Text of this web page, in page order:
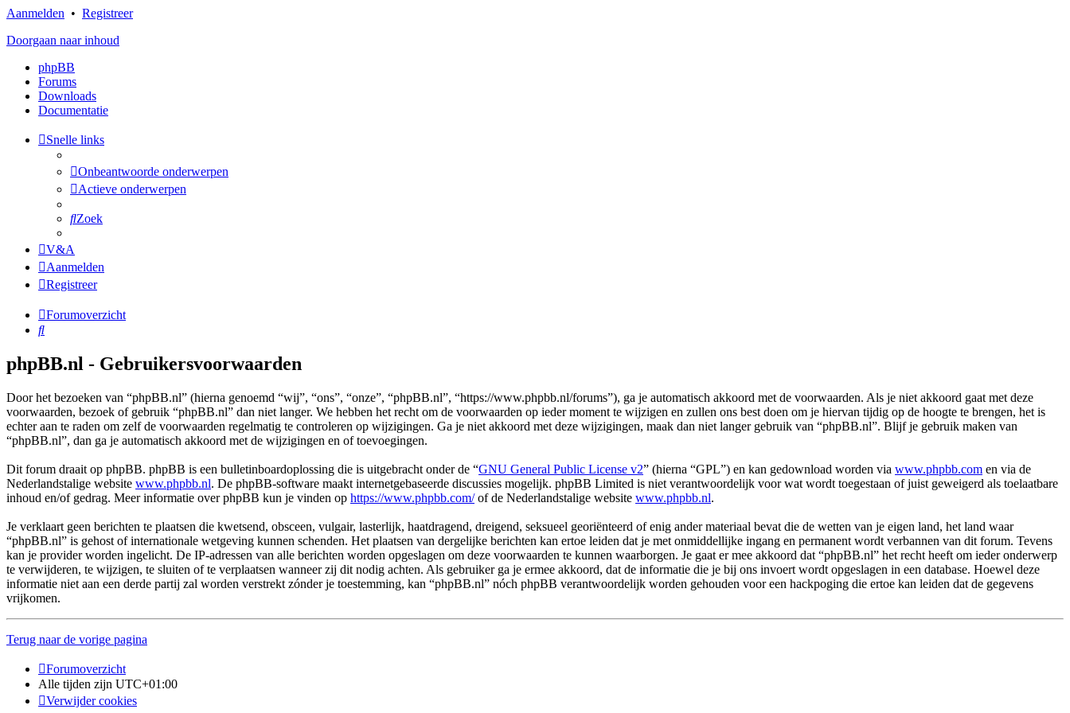
Aanmelden • Registreer
Doorgaan naar inhoud
phpBB
Forums
Downloads
Documentatie
Snelle links
Onbeantwoorde onderwerpen
Actieve onderwerpen
Zoek
V&A
Aanmelden
Registreer
Forumoverzicht
Zoek
phpBB.nl - Gebruikersvoorwaarden
Door het bezoeken van “phpBB.nl” (hierna genoemd “wij”, “ons”, “onze”, “phpBB.nl”, “https://www.phpbb.nl/forums”), ga je automatisch akkoord met de voorwaarden. Als je niet akkoord gaat met deze
voorwaarden, bezoek of gebruik “phpBB.nl” dan niet langer. We hebben het recht om de voorwaarden op ieder moment te wijzigen en zullen ons best doen om je hiervan tijdig op de hoogte te brengen, het is
echter aan te raden om zelf de voorwaarden regelmatig te controleren op wijzigingen. Ga je niet akkoord met deze wijzigingen, maak dan niet langer gebruik van “phpBB.nl”. Blijf je gebruik maken van
“phpBB.nl”, dan ga je automatisch akkoord met de wijzigingen en of toevoegingen.
Dit forum draait op phpBB. phpBB is een bulletinboardoplossing die is uitgebracht onder de “GNU General Public License v2” (hierna “GPL”) en kan gedownload worden via www.phpbb.com en via de
Nederlandstalige website www.phpbb.nl. De phpBB-software maakt internetgebaseerde discussies mogelijk. phpBB Limited is niet verantwoordelijk voor wat wordt toegestaan of juist geweigerd als toelaatbare
inhoud en/of gedrag. Meer informatie over phpBB kun je vinden op https://www.phpbb.com/of de Nederlandstalige website www.phpbb.nl.
Je verklaart geen berichten te plaatsen die kwetsend, obsceen, vulgair, lasterlijk, haatdragend, dreigend, seksueel georiënteerd of enig ander materiaal bevat die de wetten van je eigen land, het land waar
“phpBB.nl” is gehost of internationale wetgeving kunnen schenden. Het plaatsen van dergelijke berichten kan ertoe leiden dat je met onmiddellijke ingang en permanent wordt verbannen van dit forum. Tevens
kan je provider worden ingelicht. De IP-adressen van alle berichten worden opgeslagen om deze voorwaarden te kunnen waarborgen. Je gaat er mee akkoord dat “phpBB.nl” het recht heeft om ieder onderwerp
te verwijderen, te wijzigen, te sluiten of te verplaatsen wanneer zij dit nodig achten. Als gebruiker ga je ermee akkoord, dat de informatie die je bij ons invoert wordt opgeslagen in een database. Hoewel deze
informatie niet aan een derde partij zal worden verstrekt zónder je toestemming, kan “phpBB.nl” nóch phpBB verantwoordelijk worden gehouden voor een hackpoging die ertoe kan leiden dat de gegevens
vrijkomen.
Terug naar de vorige pagina
Forumoverzicht
Alle tijden zijn UTC+01:00
Verwijder cookies